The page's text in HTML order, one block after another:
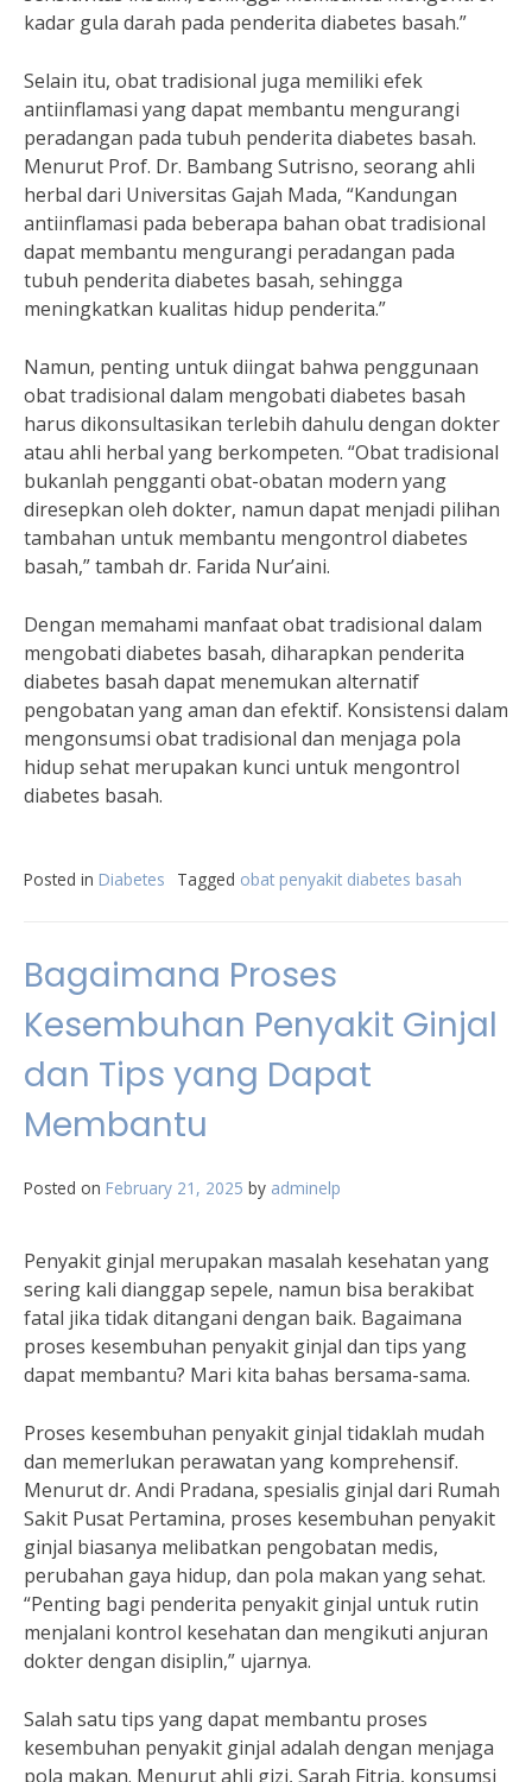
kadar gula darah pada penderita diabetes basah.”
Selain itu, obat tradisional juga memiliki efek
antiinflamasi yang dapat membantu mengurangi
peradangan pada tubuh penderita diabetes basah.
Menurut Prof. Dr. Bambang Sutrisno, seorang ahli
herbal dari Universitas Gajah Mada, “Kandungan
antiinflamasi pada beberapa bahan obat tradisional
dapat membantu mengurangi peradangan pada
tubuh penderita diabetes basah, sehingga
meningkatkan kualitas hidup penderita.”
Namun, penting untuk diingat bahwa penggunaan
obat tradisional dalam mengobati diabetes basah
harus dikonsultasikan terlebih dahulu dengan dokter
atau ahli herbal yang berkompeten. “Obat tradisional
bukanlah pengganti obat-obatan modern yang
diresepkan oleh dokter, namun dapat menjadi pilihan
tambahan untuk membantu mengontrol diabetes
basah,” tambah dr. Farida Nur’aini.
Dengan memahami manfaat obat tradisional dalam
mengobati diabetes basah, diharapkan penderita
diabetes basah dapat menemukan alternatif
pengobatan yang aman dan efektif. Konsistensi dalam
mengonsumsi obat tradisional dan menjaga pola
hidup sehat merupakan kunci untuk mengontrol
diabetes basah.
Posted in Diabetes Tagged obat penyakit diabetes basah
Bagaimana Proses
Kesembuhan Penyakit Ginjal
dan Tips yang Dapat
Membantu
Posted on February 21, 2025 by adminelp
Penyakit ginjal merupakan masalah kesehatan yang
sering kali dianggap sepele, namun bisa berakibat
fatal jika tidak ditangani dengan baik. Bagaimana
proses kesembuhan penyakit ginjal dan tips yang
dapat membantu? Mari kita bahas bersama-sama.
Proses kesembuhan penyakit ginjal tidaklah mudah
dan memerlukan perawatan yang komprehensif.
Menurut dr. Andi Pradana, spesialis ginjal dari Rumah
Sakit Pusat Pertamina, proses kesembuhan penyakit
ginjal biasanya melibatkan pengobatan medis,
perubahan gaya hidup, dan pola makan yang sehat.
“Penting bagi penderita penyakit ginjal untuk rutin
menjalani kontrol kesehatan dan mengikuti anjuran
dokter dengan disiplin,” ujarnya.
Salah satu tips yang dapat membantu proses
kesembuhan penyakit ginjal adalah dengan menjaga
pola makan. Menurut ahli gizi, Sarah Fitria, konsumsi